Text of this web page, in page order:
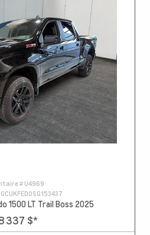
# U4969
1500 LT Trail Boss 2025
337 $*